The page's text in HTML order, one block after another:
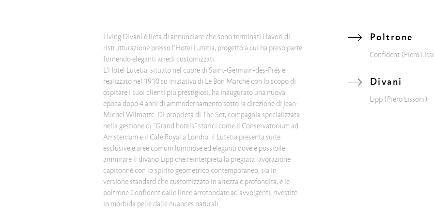
Living Divani è lieta di annunciare che sono terminati i lavori di
ristrutturazione presso l’Hotel Lutetia, progetto a cui ha preso parte
fornendo eleganti arredi customizzati.
L’Hotel Lutetia, situato nel cuore di Saint-Germain-des-Prés e
realizzato nel 1910 su iniziativa di Le Bon Marché con lo scopo di
ospitare i suoi clienti più prestigiosi, ha inaugurato una nuova
epoca dopo 4 anni di ammodernamento sotto la direzione di Jean-
Michel Wilmotte. Di proprietà di The Set, compagnia specializzata
nella gestione di “Grand hotels” storici come il Conservatorium ad
Amsterdam e il Cafè Royal a Londra, il Lutetia presenta suite
esclusive e aree comuni luminose ed eleganti dove è possibile
ammirare il divano Lipp che reinterpreta la pregiata lavorazione
capitonné con lo spirito geometrico contemporaneo, sia in
versione standard che customizzato in altezza e profondità, e le
poltrone Confident dalle linee arrotondate ad avvolgenti, rivestite
in morbida pelle dalle nuances naturali.
Poltrone
Confident (Piero
Divani
Lipp (Piero Lissoni)